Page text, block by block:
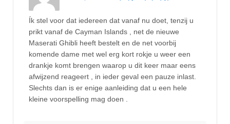
Ík stel voor dat iedereen dat vanaf nu doet, tenzij u
prikt vanaf de Cayman Islands , net de nieuwe
Maserati Ghibli heeft bestelt en de net voorbij
komende dame met wel erg kort rokje u weer een
drankje komt brengen waarop u dit keer maar eens
afwijzend reageert , in ieder geval een pauze inlast.
Slechts dan is er enige aanleiding dat u een hele
kleine voorspelling mag doen .